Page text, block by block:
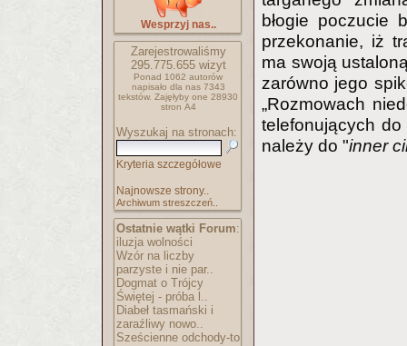
Wesprzyj nas..
Zarejestrowaliśmy
295.775.655wizyt
Ponad 1062 autorów
napisało dla nas 7343
tekstów. Zajęłyby one 28930
stron A4
Wyszukaj na stronach:
Kryteria szczegółowe
Najnowsze strony..
Archiwum streszczeń..
Ostatnie wątki Forum:
iluzja wolności
Wzór na liczby
parzyste i nie par..
Dogmat o Trójcy
Świętej - próba l..
Diabeł tasmański i
zaraźliwy nowo..
Sześcienne odchody-to
błogie poczucie
przekonanie, iż
ma swoją
zarówno jego
„Rozmowach
telefonujących
należy do "inner